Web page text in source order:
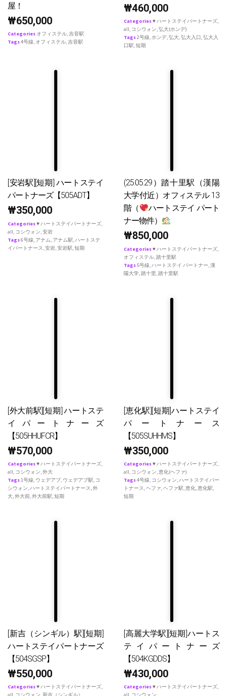
屋！
₩650,000
Categories オフィステル,吉音駅
Tags4号線, オフィステル,吉音駅
₩460,000
Categories♥ ハートステイパートナーズ,
all, コシウォン,弘大(ホンデ)
Tags2号線,ホンデ,弘大,弘大入口,弘大入
口駅,短期
[安岩駅][短期] ハートステイ
パートナーズ【505ADT】
₩350,000
Categories♥ ハートステイパートナーズ
all コシウォン 安岩
Tags6号線 アナム アナム駅 ハートステ
イパートナース 安岩 安岩駅 短期
(25.05.29）踏十里駅（漢陽
大学付近）オフィステル 13
階（
ハートステイ パート
ナー物件）
₩850,000
Categories♥ ハートステイパートナーズ
オフィステル 踏十里駅
Tags 5号線 ハートステイ パートナー 漢
陽大学 踏十里 踏十里駅
[外大前駅][短期] ハートステ
イパートナーズ
【505HHUFCR】
₩570,000
Categories♥ ハートステイパートナーズ,
all, コシウォン,外大
Tags1号線, ウェデアプ, ウェデアプ駅, コ
シウォン,ハートステイパートナース,外
大,外大前,外大前駅,短期
[恵化駅][短期]ハートステイ
パートナース
【505SUHHMS】
₩350,000
Categories♥ ハートステイパートナーズ,
all, コシウォン,恵化(ヘファ)
Tags4号線, コシウォン,ハートステイパー
トナース,ヘファ,ヘファ駅,恵化,恵化駅,
短期
[新吉（シンギル）駅][短期]
ハートステイパートナーズ
【504SGSP】
₩550,000
Categories♥ ハートステイパートナーズ,
[高麗大学駅][短期]ハートス
テイパートナーズ
【504KGDDS】
₩430,000
Categories♥ ハートステイパートナーズ,